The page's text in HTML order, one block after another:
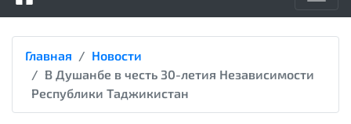
Главная
Новости
В Душанбе в честь 30-летия Независимости
Республики Таджикистан